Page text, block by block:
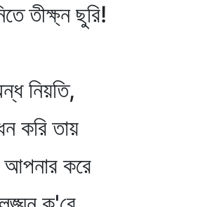
ছুরি!
নিয়তি,
তায়
আপনার করে